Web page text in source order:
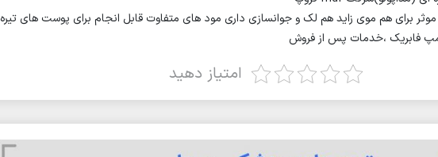
موثر برای هم موی زاید هم لک و جوانسازی داری مود های متفاوت قابل انجام برای پوست های تیره
فابریک ،خدمات پس از فروش
امتیاز دهید